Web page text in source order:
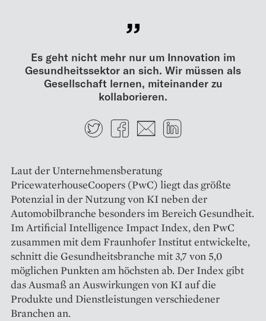
Es geht nicht mehr nur um Innovation im
Gesundheitssektor an sich. Wir müssen als
Gesellschaft lernen, miteinander zu
kollaborieren.
TwitterFacebook
E-mail
Laut der Unternehmensberatung
PricewaterhouseCoopers (PwC) liegt das größte
Potenzial in der Nutzung von KI neben der
Automobilbranche besonders im Bereich Gesundheit.
Im Artificial Intelligence Impact Index, den PwC
zusammen mit dem Fraunhofer Institut entwickelte,
schnitt die Gesundheitsbranche mit 3,7 von 5,0
möglichen Punkten am höchsten ab. Der Index gibt
das Ausmaß an Auswirkungen von KI auf die
Produkte und Dienstleistungen verschiedener
Branchen an.